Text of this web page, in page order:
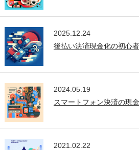
2025.12.24
後払い決済現金化の初心
2024.05.19
スマートフォン決済の現
2021.02.22